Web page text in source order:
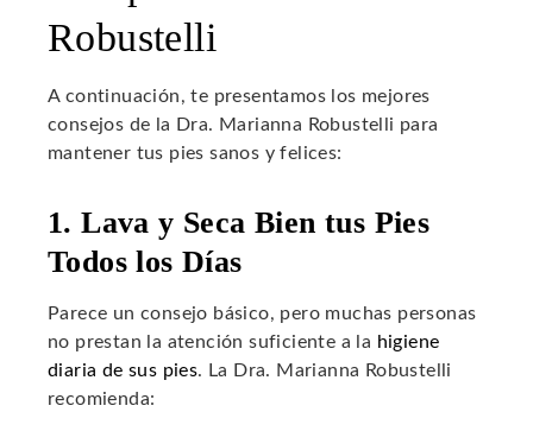
Robustelli
A continuación, te presentamos los mejores
consejos de la Dra. Marianna Robustelli para
mantener tus pies sanos y felices:
1. Lava y Seca Bien tus Pies
Todos los Días
Parece un consejo básico, pero muchas personas
no prestan la atención suficiente a la higiene
diaria de sus pies. La Dra. Marianna Robustelli
recomienda: